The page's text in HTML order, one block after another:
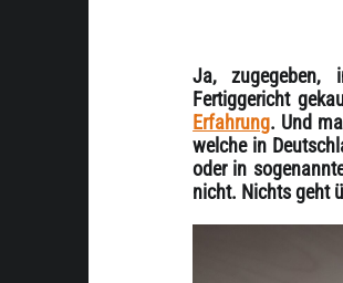
Ja, zugegeben,
Fertiggericht
Erfahrung. Und
welche in
oder in
nicht. Nichts geht